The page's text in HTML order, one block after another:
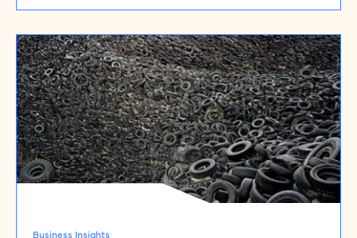
Business Insights